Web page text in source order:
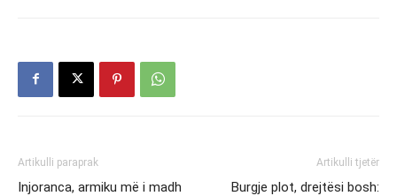
Artikulli paraprak
Injoranca, armiku më i madh
Artikulli tjetër
Burgje plot, drejtësi bosh: